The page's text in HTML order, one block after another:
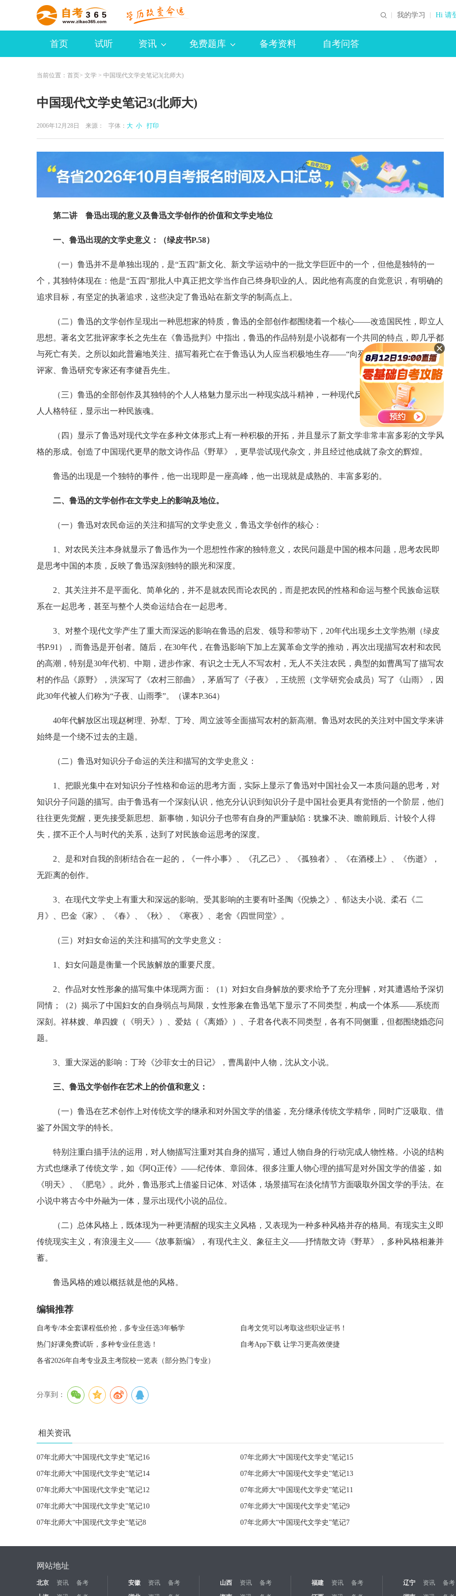
我的学习 Hi 请
首页 试听 资讯 免费题库 备考资料 自考问答
当前位置： 首页> 文学 > 中国现代文学史笔记3(北师大)
中国现代文学史笔记3(北师大)
2006年12月28日 来源： 字体： 大 小 打印
第二讲 鲁迅出现的意义及鲁迅文学创作的价值和文学史地位
一、鲁迅出现的文学史意义：（绿皮书P.58）
（一）鲁迅并不是单独出现的，是“五四”新文化、新文学运动中的一批文学巨匠中的一个，但他是独特的一
个，其独特体现在：他是“五四”那批人中真正把文学当作自己终身职业的人。因此他有高度的自觉意识，有明确的
追求目标，有坚定的执著追求，这些决定了鲁迅站在新文学的制高点上。
（二）鲁迅的文学创作呈现出一种思想家的特质，鲁迅的全部创作都围绕着一个核心——改造国民性，即立人
思想。著名文艺批评家李长之先生在《鲁迅批判》中指出，鲁迅的作品特别是小说都有一个共同的特点，即几乎都
与死亡有关。之所以如此普遍地关注、描写着死亡在于鲁迅认为人应当积极地生存——“向死而生”。著名的文艺批
评家、鲁迅研究专家还有李健吾先生。
（三）鲁迅的全部创作及其独特的个人人格魅力显示出一种现实战斗精神，一种现代反抗意识。鲁迅超越了个
人人格特征，显示出一种民族魂。
（四）显示了鲁迅对现代文学在多种文体形式上有一种积极的开拓，并且显示了新文学非常丰富多彩的文学风
格的形成。创造了中国现代更早的散文诗作品《野草》，更早尝试现代杂文，并且经过他成就了杂文的辉煌。
鲁迅的出现是一个独特的事件，他一出现即是一座高峰，他一出现就是成熟的、丰富多彩的。
二、鲁迅的文学创作在文学史上的影响及地位。
（一）鲁迅对农民命运的关注和描写的文学史意义，鲁迅文学创作的核心：
1、对农民关注本身就显示了鲁迅作为一个思想性作家的独特意义，农民问题是中国的根本问题，思考农民即
是思考中国的本质，反映了鲁迅深刻独特的眼光和深度。
2、其关注并不是平面化、简单化的，并不是就农民而论农民的，而是把农民的性格和命运与整个民族命运联
系在一起思考，甚至与整个人类命运结合在一起思考。
3、对整个现代文学产生了重大而深远的影响在鲁迅的启发、领导和带动下，20年代出现乡土文学热潮（绿皮
书P.91），而鲁迅是开创者。随后，在30年代，在鲁迅影响下加上左翼革命文学的推动，再次出现描写农村和农民
的高潮，特别是30年代初、中期，进步作家、有识之士无人不写农村，无人不关注农民，典型的如曹禺写了描写农
村的作品《原野》，洪深写了《农村三部曲》，茅盾写了《子夜》，王统照（文学研究会成员）写了《山雨》，因
此30年代被人们称为“子夜、山雨季”。（课本P.364）
40年代解放区出现赵树理、孙犁、丁玲、周立波等全面描写农村的新高潮。鲁迅对农民的关注对中国文学来讲
始终是一个绕不过去的主题。
（二）鲁迅对知识分子命运的关注和描写的文学史意义：
1、把眼光集中在对知识分子性格和命运的思考方面，实际上显示了鲁迅对中国社会又一本质问题的思考，对
知识分子问题的描写。由于鲁迅有一个深刻认识，他充分认识到知识分子是中国社会更具有觉悟的一个阶层，他们
往往更先觉醒，更先接受新思想、新事物，知识分子也带有自身的严重缺陷：犹豫不决、瞻前顾后、计较个人得
失，摆不正个人与时代的关系，达到了对民族命运思考的深度。
2、是和对自我的剖析结合在一起的，《一件小事》、《孔乙己》、《孤独者》、《在酒楼上》、《伤逝》，
无距离的创作。
3、在现代文学史上有重大和深远的影响。受其影响的主要有叶圣陶《倪焕之》、郁达夫小说、柔石《二
月》、巴金《家》、《春》、《秋》、《寒夜》、老舍《四世同堂》。
（三）对妇女命运的关注和描写的文学史意义：
1、妇女问题是衡量一个民族解放的重要尺度。
2、作品对女性形象的描写集中体现两方面：（1）对妇女自身解放的要求给予了充分理解，对其遭遇给予深切
同情；（2）揭示了中国妇女的自身弱点与局限，女性形象在鲁迅笔下显示了不同类型，构成一个体系——系统而
深刻。祥林嫂、单四嫂（《明天》）、爱姑（《离婚》）、子君各代表不同类型，各有不同侧重，但都围绕婚恋问
题。
3、重大深远的影响：丁玲《沙菲女士的日记》，曹禺剧中人物，沈从文小说。
三、鲁迅文学创作在艺术上的价值和意义：
（一）鲁迅在艺术创作上对传统文学的继承和对外国文学的借鉴，充分继承传统文学精华，同时广泛吸取、借
鉴了外国文学的特长。
特别注重白描手法的运用，对人物描写注重对其自身的描写，通过人物自身的行动完成人物性格。小说的结构
方式也继承了传统文学，如《阿Q正传》——纪传体、章回体。很多注重人物心理的描写是对外国文学的借鉴，如
《明天》、《肥皂》。此外，鲁迅形式上借鉴日记体、对话体，场景描写在淡化情节方面吸取外国文学的手法。在
小说中将古今中外融为一体，显示出现代小说的品位。
（二）总体风格上，既体现为一种更清醒的现实主义风格，又表现为一种多种风格并存的格局。有现实主义即
传统现实主义，有浪漫主义——《故事新编》，有现代主义、象征主义——抒情散文诗《野草》，多种风格相兼并
蓄。
鲁迅风格的难以概括就是他的风格。
编辑推荐
自考专/本全套课程低价抢，多专业任选3年畅学 自考文凭可以考取这些职业证书！
热门好课免费试听，多种专业任意选！ 自考App下载 让学习更高效便捷
各省2026年自考专业及主考院校一览表（部分热门专业）
分享到：
相关资讯
07年北师大“中国现代文学史”笔记16 07年北师大“中国现代文学史”笔记15
07年北师大“中国现代文学史”笔记14 07年北师大“中国现代文学史”笔记13
07年北师大“中国现代文学史”笔记12 07年北师大“中国现代文学史”笔记11
07年北师大“中国现代文学史”笔记10 07年北师大“中国现代文学史”笔记9
07年北师大“中国现代文学史”笔记8 07年北师大“中国现代文学史”笔记7
网站地址
北京 资讯 备考 安徽 资讯 备考 山西 资讯 备考 福建 资讯 备考 辽宁 资讯
备考